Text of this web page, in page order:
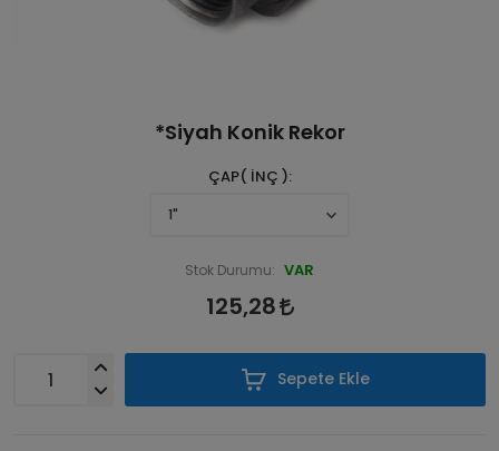
*Siyah Konik Rekor
ÇAP( İNÇ )
Stok Durumu: VAR
125,28
Sepete Ekle